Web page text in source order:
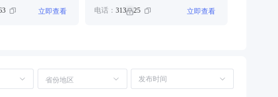
立即查看 电话： 313**25 立即查看
省份地区